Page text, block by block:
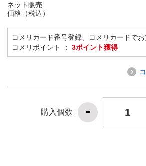
ネット販売
価格（税込）
コメリカード番号登録、コメリカードで
コメリポイント ： 3ポイント獲得
購入個数